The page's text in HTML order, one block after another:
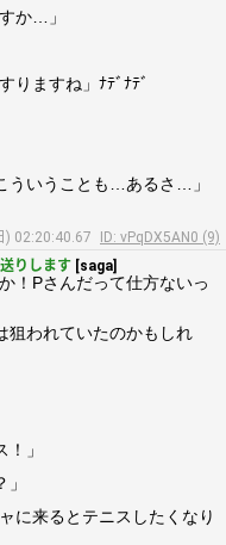
か…」
ますね」ﾅﾃﾞﾅﾃﾞ
いうことも…あるさ…」
02:20:40.67
ID: vPqDX5AN0 (9)
りします [saga]
！Pさんだって仕方ないっ
狙われていたのかもしれ
」
に来るとテニスしたくなり